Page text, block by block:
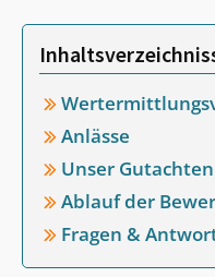
Anlässe
Unser Gutachten
Ablauf der
Fragen &